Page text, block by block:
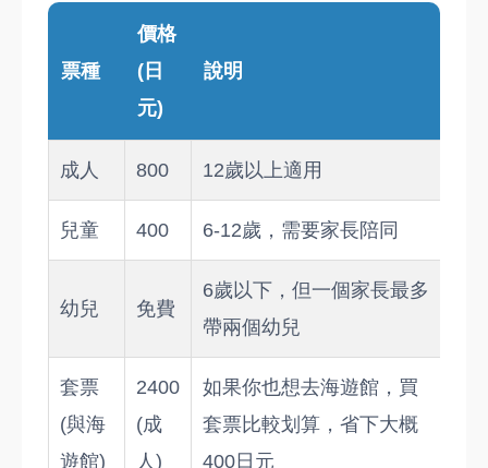
票種
價格
(日
元)
說明
成人 800 12歲以上適用
兒童 400 6-12歲，需要家長陪同
幼兒 免費
6歲以下，但一個家長最多
帶兩個幼兒
套票
(與海
遊館)
2400
(成
人)
如果你也想去海遊館，買
套票比較划算，省下大概
400日元